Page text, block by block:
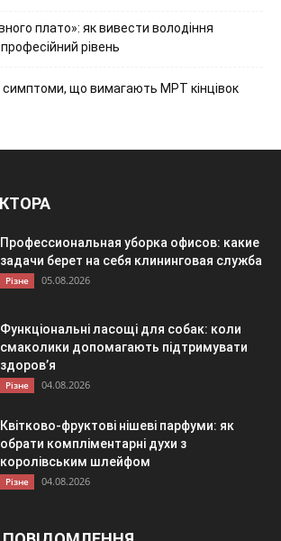
плато»: як вивести володіння
рівень
симптоми, що вимагають МРТ кінцівок
Профессиональная уборка офисов: какие
задачи берет на себя клининговая служба
Різне 05.08.2026
Функціональні ласощі для собак: коли
смаколики допомагають підтримувати
здоров’я
Різне 04.08.2026
Квітково-фруктові нішеві парфуми: як
обрати компліментарні духи з
королівським шлейфом
Різне 04.08.2026